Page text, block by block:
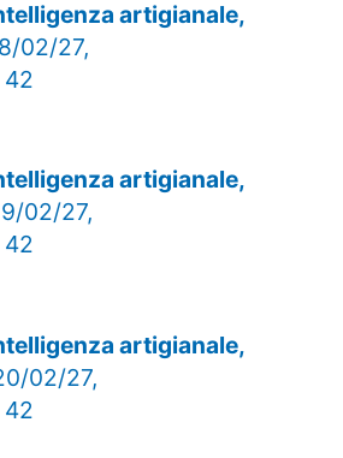
artigianale,
02/27,
42
artigianale,
02/27,
42
artigianale,
02/27,
42